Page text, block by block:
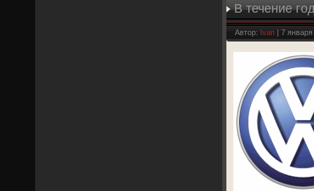
В течение
решение
Автор: Ivan | 7